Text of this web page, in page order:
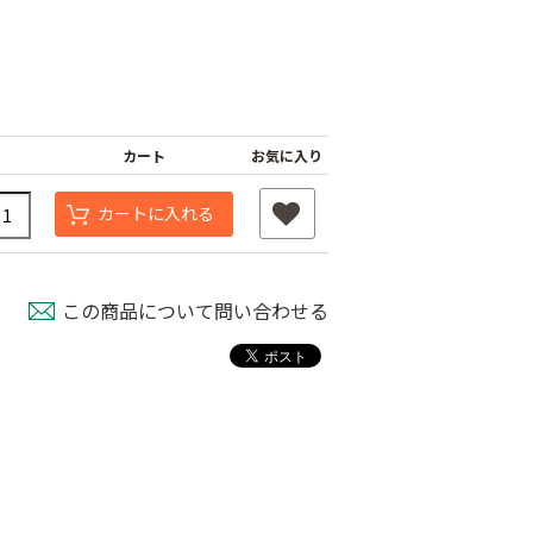
鋏
カート お気に入り
カートに入れる
この商品について問い合わせる